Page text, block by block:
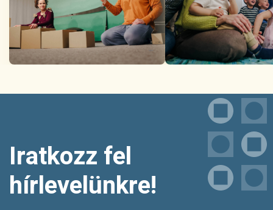
Iratkozz fel
hírlevelünkre!